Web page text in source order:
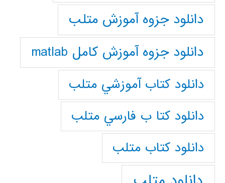
دانلود جزوه آموزش متلب
دانلود جزوه آموزش کامل matlab
دانلود كتاب آموزشي متلب
دانلود كتا ب فارسي متلب
دانلود كتاب متلب